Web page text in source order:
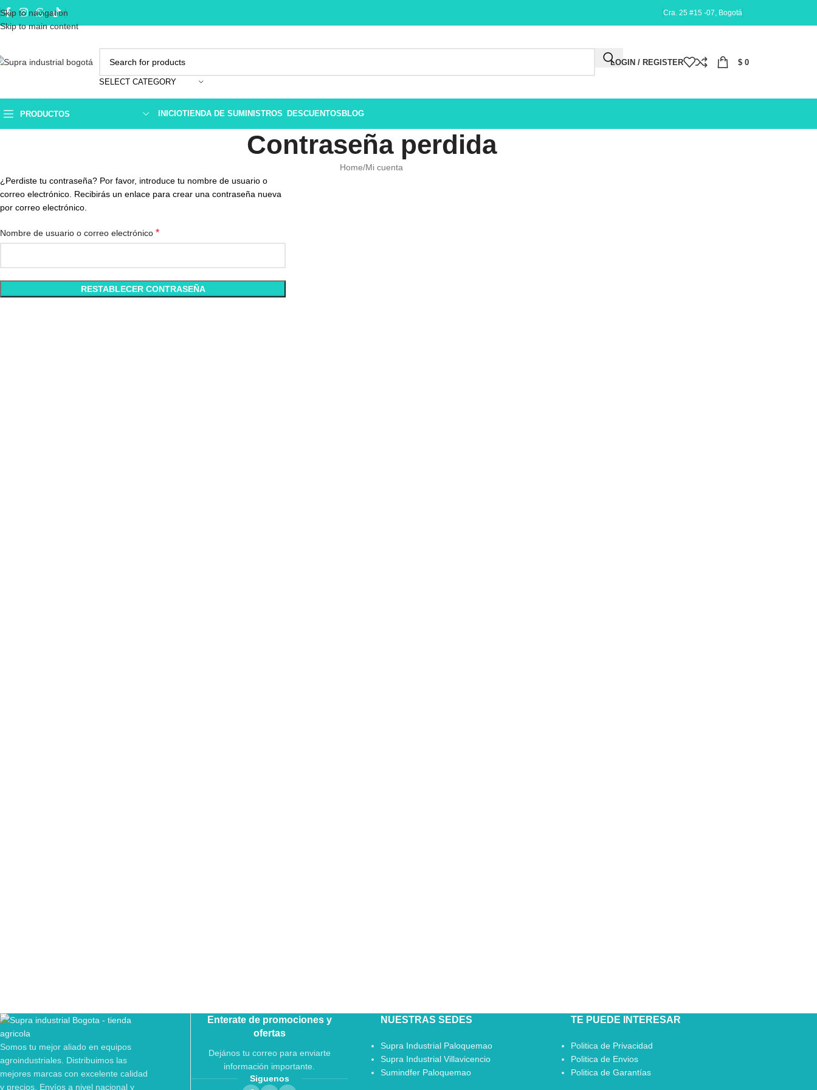
Skip to navigation
Skip to main content
Cra. 25 #15 -07, Bogotá
SELECT CATEGORY
LOGIN / REGISTER $ 0
PRODUCTOS INICIOTIENDA DE SUMINISTROS DESCUENTOS BLOG
Contraseña perdida
Home Mi cuenta
¿Perdiste tu contraseña? Por favor, introduce tu nombre de usuario o
correo electrónico. Recibirás un enlace para crear una contraseña nueva
por correo electrónico.
Nombre de usuario o correo electrónico *
RESTABLECER CONTRASEÑA
Somos tu mejor aliado en equipos
agroindustriales. Distribuimos las
mejores marcas con excelente calidad
y precios. Envíos a nivel nacional y
Enterate de promociones y
ofertas
Dejános tu correo para enviarte
información importante.
Siguenos
NUESTRAS SEDES
Supra Industrial Paloquemao
Supra Industrial Villavicencio
Sumindfer Paloquemao
TE PUEDE INTERESAR
Politica de Privacidad
Politica de Envios
Politica de Garantías